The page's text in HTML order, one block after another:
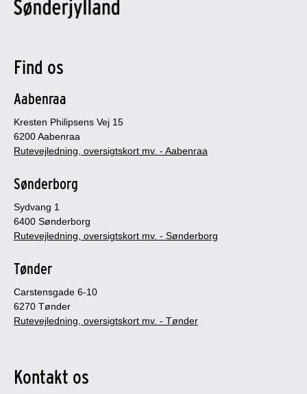
Find os
Aabenraa
Kresten Philipsens Vej 15
6200 Aabenraa
Rutevejledning, oversigtskort mv. - Aabenraa
Sønderborg
Sydvang 1
6400 Sønderborg
Rutevejledning, oversigtskort mv. - Sønderborg
Tønder
Carstensgade 6-10
6270 Tønder
Rutevejledning, oversigtskort mv. - Tønder
Kontakt os